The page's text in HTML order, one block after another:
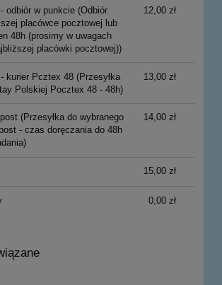
odbiór w punkcie(Odbiór
placówce pocztowej lub
48h (prosimy w uwagach
placówki pocztowej))
12,00 zł
kurier Pcztex 48(Przesyłka
Polskiej Pocztex 48 - 48h)
13,00 zł
(Przesyłka do wybranego
- czas doręczania do 48h
14,00 zł
15,00 zł
0,00 zł